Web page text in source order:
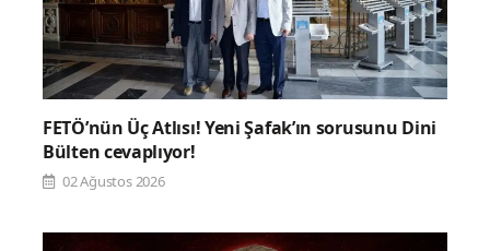
FETÖ’nün Üç Atlısı! Yeni Şafak’ın sorusunu Dini
Bülten cevaplıyor!
02 Ağustos 2026